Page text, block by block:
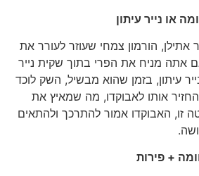
הורמון צמחי שעוזר לעורר את
מניח את הפרי בתוך שקית נייר
עיתון, בזמן שהוא מבשיל, השק לוכד
אותו לאבוקדו, מה שמאיץ את
האבוקדו אמור להתרכך ולהתאים